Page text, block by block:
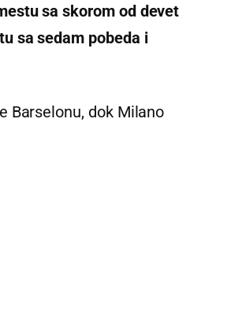
sa skorom od devet
sa sedam pobeda i
Barselonu, dok Milano